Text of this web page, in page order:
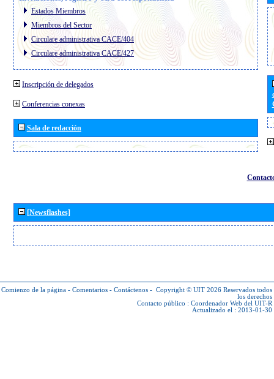
Estados Miembros
Miembros del Sector
Circulare administrativa CACE/404
Circulare administrativa CACE/427
Inscripción de delegados
Conferencias conexas
Sala de redacción
[Newsflashes]
Comienzo de la página - Comentarios - Contáctenos - Copyright © UIT 2026 Reservados todos
los derechos
Contacto público : Coordenador Web del UIT-R
Actualizado el : 2013-01-30